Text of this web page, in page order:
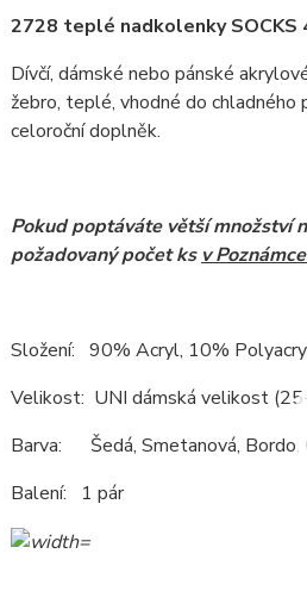
2728 teplé nadkolenky SOCKS
Dívčí, dámské nebo pánské
žebro, teplé, vhodné do chladného
celoroční doplněk.
Pokud poptáváte větší množství
požadovaný počet ks v
Složení: 90% Acryl, 10%
Velikost: UNI dámská velikost
Barva: Šedá, Smetanová, Bordo,
Balení: 1 pár